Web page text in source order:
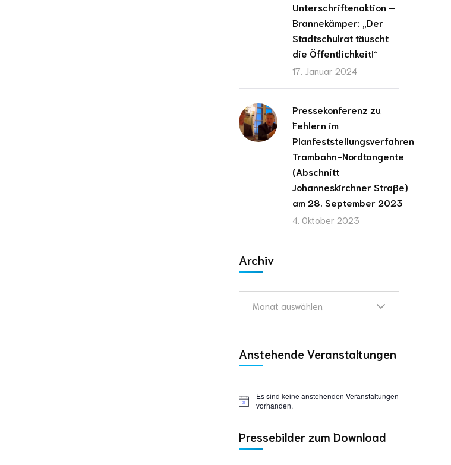
Unterschriftenaktion –
Brannekämper: „Der
Stadtschulrat täuscht
die Öffentlichkeit!“
17. Januar 2024
Pressekonferenz zu
Fehlern im
Planfeststellungsverfahren
Trambahn-Nordtangente
(Abschnitt
Johanneskirchner Straße)
am 28. September 2023
4. Oktober 2023
Archiv
Monat auswählen
Anstehende Veranstaltungen
Es sind keine anstehenden Veranstaltungen
vorhanden.
Pressebilder zum Download